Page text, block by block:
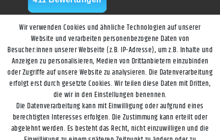
Wir verwenden Cookies und ähnliche Technologien auf unserer
Website und verarbeiten personenbezogene Daten von
Besucher:innen unserer Webseite (z.B. IP-Adresse), um z.B. Inhalte und
Anzeigen zu personalisieren, Medien von Drittanbietern einzubinden
oder Zugriffe auf unsere Website zu analysieren. Die Datenverarbeitung
erfolgt erst durch gesetzte Cookies. Wir teilen diese Daten mit Dritten,
die wir in den Einstellungen benennen.
Die Datenverarbeitung kann mit Einwilligung oder aufgrund eines
berechtigten Interesses erfolgen. Die Zustimmung kann erteilt oder
abgelehnt werden. Es besteht das Recht, nicht einzuwilligen und die